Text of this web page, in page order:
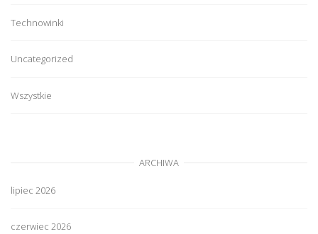
Technowinki
Uncategorized
Wszystkie
ARCHIWA
lipiec 2026
czerwiec 2026